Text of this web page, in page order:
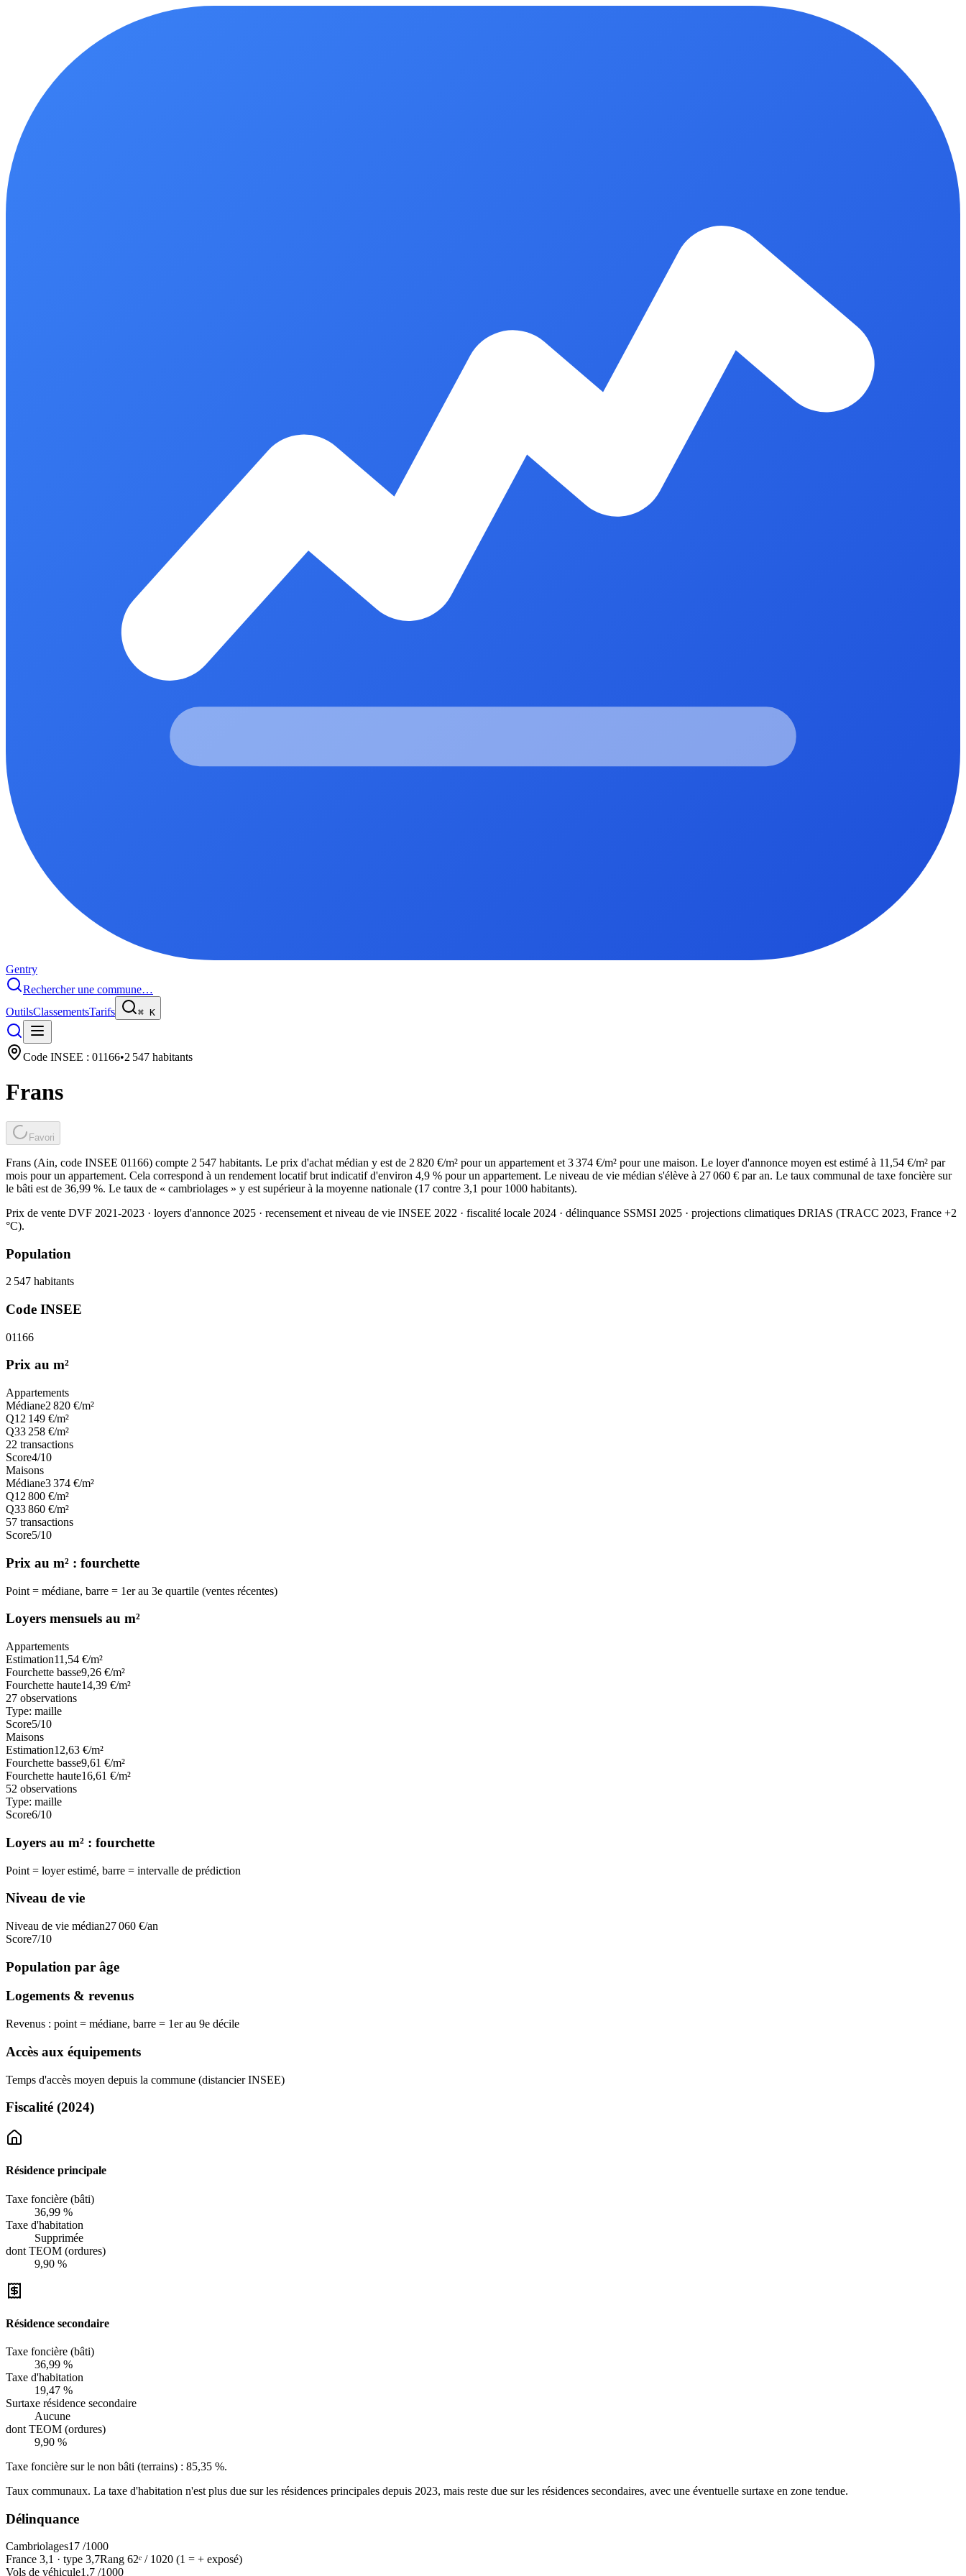
Gentry
Rechercher une commune…
OutilsClassementsTarifs ⌘ K
Code INSEE : 01166•2 547 habitants
Frans
Favori
Frans (Ain, code INSEE 01166) compte 2 547 habitants. Le prix d'achat médian y est de 2 820 €/m² pour un appartement et 3 374 €/m² pour une maison. Le loyer d'annonce moyen est estimé à 11,54 €/m² par
mois pour un appartement. Cela correspond à un rendement locatif brut indicatif d'environ 4,9 % pour un appartement. Le niveau de vie médian s'élève à 27 060 € par an. Le taux communal de taxe foncière sur
le bâti est de 36,99 %. Le taux de « cambriolages » y est supérieur à la moyenne nationale (17 contre 3,1 pour 1000 habitants).
Prix de vente DVF 2021-2023 · loyers d'annonce 2025 · recensement et niveau de vie INSEE 2022 · fiscalité locale 2024 · délinquance SSMSI 2025 · projections climatiques DRIAS (TRACC 2023, France +2
°C).
Population
2 547 habitants
Code INSEE
01166
Prix au m²
Appartements
Médiane2 820 €/m²
Q1 2 149 €/m²
Q33 258 €/m²
22 transactions
Score4/10
Maisons
Médiane3 374 €/m²
Q1 2 800 €/m²
Q33 860 €/m²
57 transactions
Score5/10
Prix au m² : fourchette
Point = médiane, barre = 1er au 3e quartile (ventes récentes)
Loyers mensuels au m²
Appartements
Estimation11,54 €/m²
Fourchette basse9,26 €/m²
Fourchette haute14,39 €/m²
27 observations
Type: maille
Score5/10
Maisons
Estimation12,63 €/m²
Fourchette basse9,61 €/m²
Fourchette haute16,61 €/m²
52 observations
Type: maille
Score6/10
Loyers au m² : fourchette
Point = loyer estimé, barre = intervalle de prédiction
Niveau de vie
Niveau de vie médian27 060 €/an
Score7/10
Population par âge
Logements & revenus
Revenus : point = médiane, barre = 1er au 9e décile
Accès aux équipements
Temps d'accès moyen depuis la commune (distancier INSEE)
Fiscalité (2024)
Résidence principale
Taxe foncière (bâti)
36,99 %
Taxe d'habitation
Supprimée
dont TEOM (ordures)
9,90 %
Résidence secondaire
Taxe foncière (bâti)
36,99 %
Taxe d'habitation
19,47 %
Surtaxe résidence secondaire
Aucune
dont TEOM (ordures)
9,90 %
Taxe foncière sur le non bâti (terrains) : 85,35 %.
Taux communaux. La taxe d'habitation n'est plus due sur les résidences principales depuis 2023, mais reste due sur les résidences secondaires, avec une éventuelle surtaxe en zone tendue.
Délinquance
Cambriolages17 /1000
France 3,1 · type 3,7Rang 62ᵉ / 1020 (1 = + exposé)
Vols de véhicule1,7 /1000